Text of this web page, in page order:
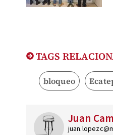
TAGS
bloqueo
Juan